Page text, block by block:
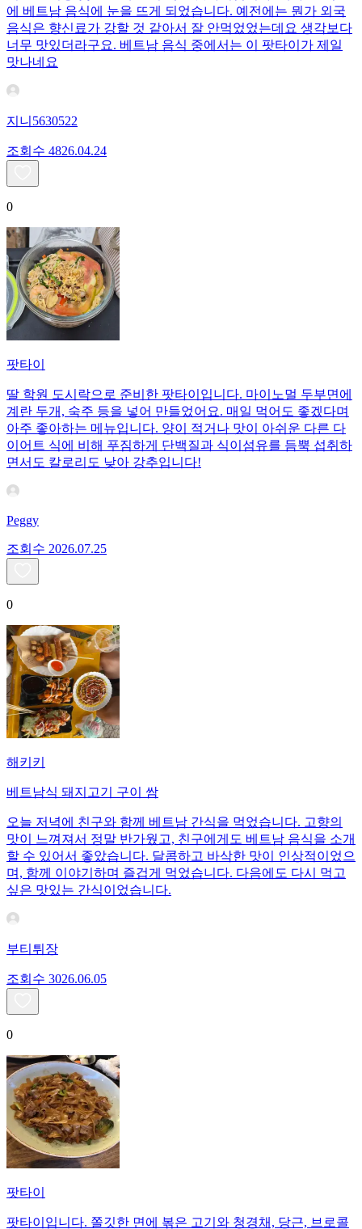
에 베트남 음식에 눈을 뜨게 되었습니다. 예전에는 뭔가 외국
음식은 향신료가 강할 것 같아서 잘 안먹었었는데요 생각보다
너무 맛있더라구요. 베트남 음식 중에서는 이 팟타이가 제일
맛나네요
지니5630522
조회수 4826.04.24
0
팟타이
딸 학원 도시락으로 준비한 팟타이입니다. 마이노멀 두부면에
계란 두개, 숙주 등을 넣어 만들었어요. 매일 먹어도 좋겠다며
아주 좋아하는 메뉴입니다. 양이 적거나 맛이 아쉬운 다른 다
이어트 식에 비해 푸짐하게 단백질과 식이섬유를 듬뿍 섭취하
면서도 칼로리도 낮아 강추입니다!
Peggy
조회수 2026.07.25
0
해키키
베트남식 돼지고기 구이 쌈
오늘 저녁에 친구와 함께 베트남 간식을 먹었습니다. 고향의
맛이 느껴져서 정말 반가웠고, 친구에게도 베트남 음식을 소개
할 수 있어서 좋았습니다. 달콤하고 바삭한 맛이 인상적이었으
며, 함께 이야기하며 즐겁게 먹었습니다. 다음에도 다시 먹고
싶은 맛있는 간식이었습니다.
부티튀장
조회수 3026.06.05
0
팟타이
팟타이입니다. 쫄깃한 면에 볶은 고기와 청경채, 당근, 브로콜